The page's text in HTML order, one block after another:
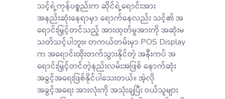
သင့်ရဲ့ကုန်ပစ္စည်းက ဆိုင်ရဲ့ရောင်းအား
အနည်းဆုံးနေရာမှာ ရောက်နေလည်း သင့်၏ အ
ရောင်းမြှင့်တင်သည့် အားထုတ်မှုအားကို အဆုံးမ
သတ်သင့်ပါဘူး။ တကယ်တမ်းမှာ POS Display
က အရောင်းထိုးတက်သွားနိုင်တဲ့ အနီးကပ် အ
ရောင်းမြှင့်တင်တဲ့နည်းလမ်းအဖြစ် နောက်ဆုံး
အခွင့်အရေးဖြစ်နိုင်ပါသေးတယ်။ အဲ့လို
အခွင့်အရေး အားလုံးကို အသုံးချပြီး ဝယ်သူများ